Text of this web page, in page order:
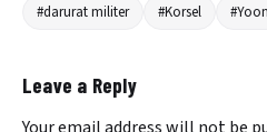
#darurat militer #Korsel #Yoon
Leave a Reply